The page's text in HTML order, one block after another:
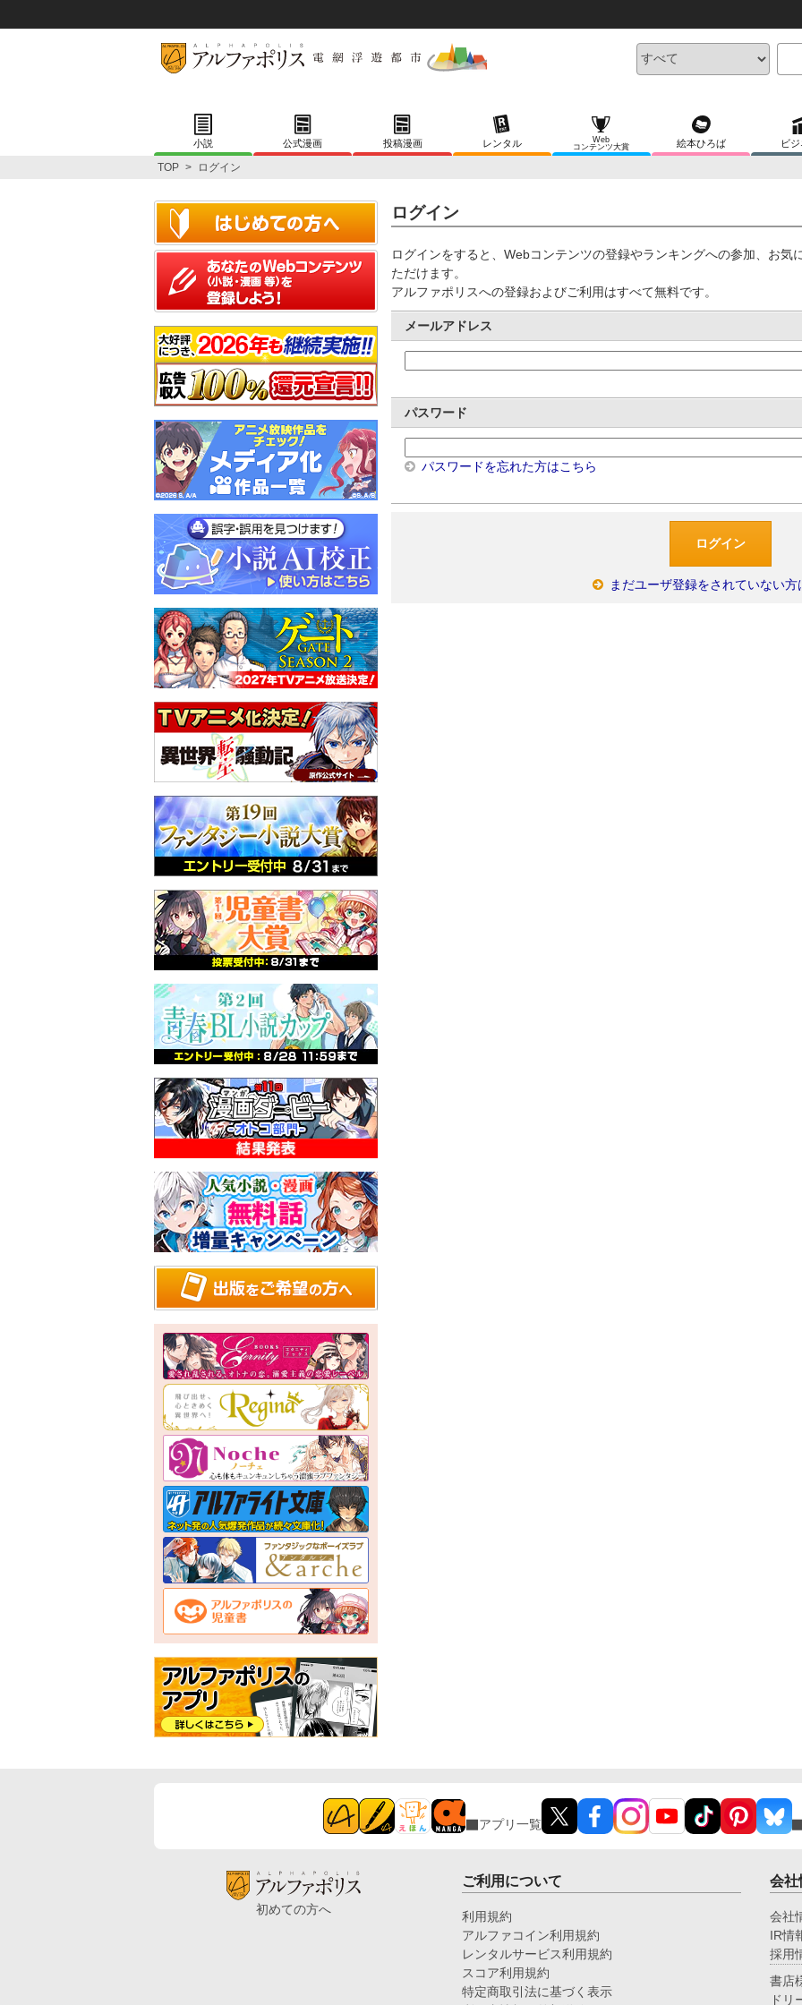
小説 公式漫画 投稿漫画 レンタル
Web
コンテンツ大賞
絵本ひろば ビ
TOP > ログイン
ログイン
ログインをすると、Webコンテンツの登録やランキングへの参加、お気
ただけます。
アルファポリスへの登録およびご利用はすべて無料です。
メールアドレス
パスワード
パスワードを忘れた方はこちら
まだユーザ登録をされていない方
アプリ一覧
初めての方へ
ご利用について
利用規約
アルファコイン利用規約
レンタルサービス利用規約
スコア利用規約
特定商取引法に基づく表示
会社
会社
IR情
採用
書店
ドリ